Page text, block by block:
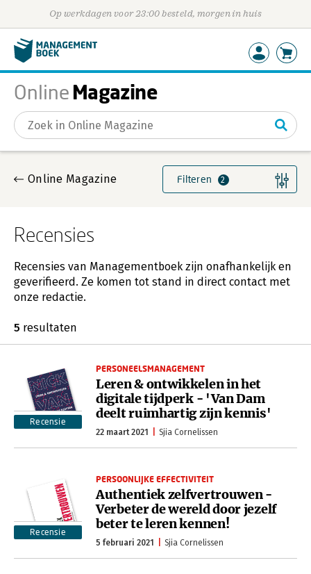
Op werkdagen voor 23:00 besteld, morgen in huis
Online Magazine
Gevonden artikelen
Online Magazine Filteren 2
Recensies
Recensies van Managementboek zijn onafhankelijk en
geverifieerd. Ze komen tot stand in direct contact met
onze redactie.
5 resultaten
Recensie
PERSONEELSMANAGEMENT
Leren & ontwikkelen in het
digitale tijdperk - 'Van Dam
deelt ruimhartig zijn kennis'
22 maart 2021 Sjia Cornelissen
Recensie
PERSOONLIJKE EFFECTIVITEIT
Authentiek zelfvertrouwen -
Verbeter de wereld door jezelf
beter te leren kennen!
5 februari 2021 Sjia Cornelissen